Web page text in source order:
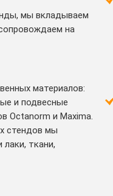
мы вкладываем
на
материалов:
и подвесные
Octanorm и Maxima.
стендов мы
ткани,